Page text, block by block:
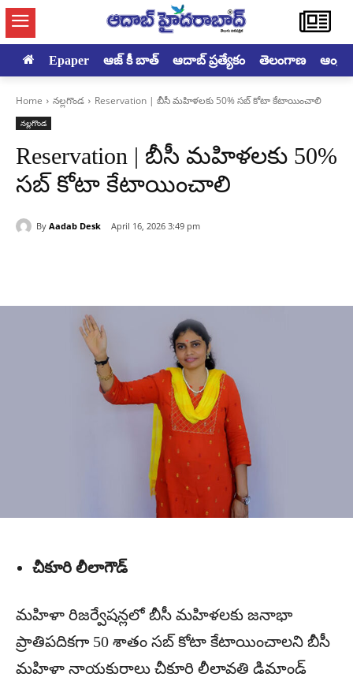
Epaper ఆజ్ కీ బాత్ ఆదాబ్ ప్రత్యేకం తెలంగాణ
Home నల్లగొండ Reservation | బీసీ మహిళలకు 50% సబ్ కోటా కేటాయించాలి
నల్లగొండ
Reservation | బీసీ మహిళలకు 50%
సబ్ కోటా కేటాయించాలి
By Aadab Desk April 16, 2026 3:49 pm
చీకూరి లీలాగౌడ్
మహిళా రిజర్వేషన్లలో బీసీ మహిళలకు జనాభా
ప్రాతిపదికగా 50 శాతం సబ్ కోటా కేటాయించాలని బీసీ
మహిళా నాయకురాలు చీకూరి లీలావతి డిమాండ్